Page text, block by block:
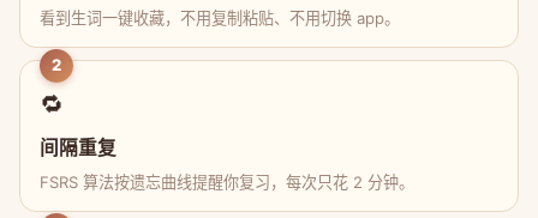
看到生词一键收藏，不用复制粘贴、不用切换 app。
2
🔁
间隔重复
FSRS 算法按遗忘曲线提醒你复习，每次只花 2 分钟。